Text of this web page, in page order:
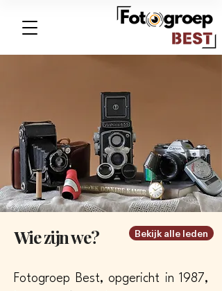
Wie zijn we? Bekijk alle leden
Fotogroep Best, opgericht in 1987,